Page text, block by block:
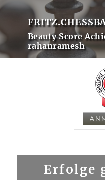
Beauty Score
rahanramesh
Erfolge